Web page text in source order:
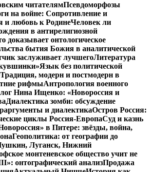
читателямПсевдоморфозы
на войне: Сопротивление и
и любовь к РодинеЧеловек ли
в антирелигиозной
доказывает онтологическое
бытия Божия в аналитической
заслуживает лучшегоЛитература
Язык без политической
Традиция, модерн и постмодерн в
рифмыАнтропология военного
Нина Ищенко: «Новороссия и
Диалектика зомби: обсуждение
и диалектикаОстров Россия:
циклы Россия-ЕвропаСуд и казнь
в Питере: звёзды, война,
Геополитика: от географии до
Луганск, Нижний
монтеневское общество учит не
онтографический анализПродажа